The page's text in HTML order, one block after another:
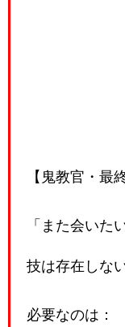
【鬼教官・最
「また会いた
技は存在しな
必要なのは：